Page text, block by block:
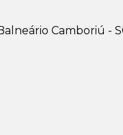
Camboriú -